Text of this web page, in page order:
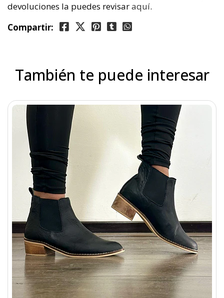
devoluciones la puedes revisaraquí.
Compartir:
También te puede interesar